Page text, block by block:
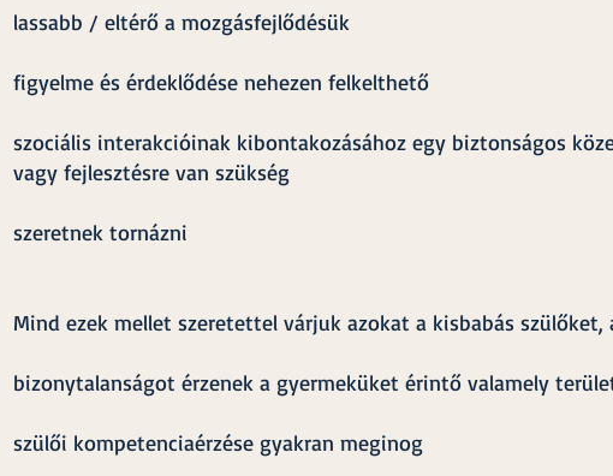
lassabb / eltérő a mozgásfejlődésük
figyelme és érdeklődése nehezen felkelthető
szociális interakcióinak kibontakozásához egy biztonságos
vagy fejlesztésre van szükség
szeretnek tornázni​
Mind ezek mellet szeretettel várjuk azokat a kisbabás szülőket,
bizonytalanságot érzenek a gyermeküket érintő valamely
szülői kompetenciaérzése gyakran meginog